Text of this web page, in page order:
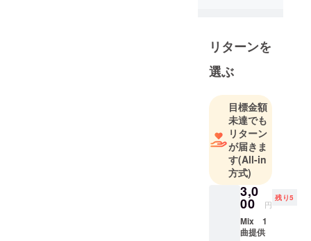
願い申し上
げます。
リターンを
選ぶ
目標金額
未達でも
リターン
が届きま
す(All-in
方式)
3,0
00 円
残り5
Mix 1
曲提供